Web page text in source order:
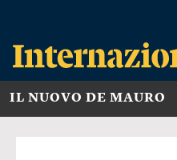
IL NUOVO DE MAURO